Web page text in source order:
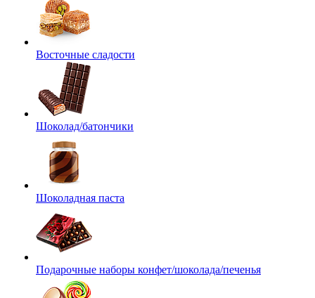
Восточные сладости
Шоколад/батончики
Шоколадная паста
Подарочные наборы конфет/шоколада/печенья